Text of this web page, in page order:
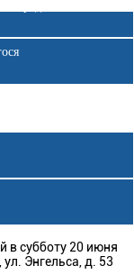
в субботу 20 июня
Энгельса, д. 53